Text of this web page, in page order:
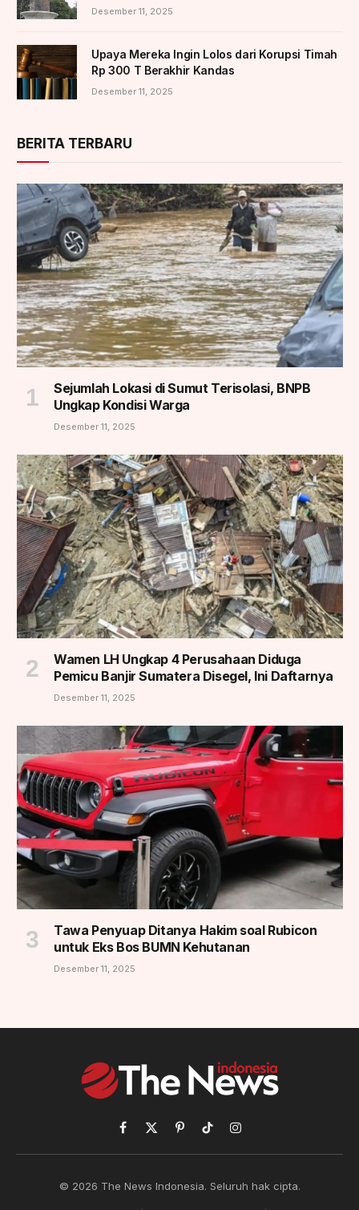
Desember 11, 2025
Upaya Mereka Ingin Lolos dari Korupsi Timah
Rp 300 T Berakhir Kandas
Desember 11, 2025
BERITA TERBARU
Sejumlah Lokasi di Sumut Terisolasi, BNPB
Ungkap Kondisi Warga
Desember 11, 2025
Wamen LH Ungkap 4 Perusahaan Diduga
Pemicu Banjir Sumatera Disegel, Ini Daftarnya
Desember 11, 2025
Tawa Penyuap Ditanya Hakim soal Rubicon
untuk Eks Bos BUMN Kehutanan
Desember 11, 2025
Facebook
X
(Twitter)
PinterestTikTokInstagram
© 2026 The News Indonesia. Seluruh hak cipta.